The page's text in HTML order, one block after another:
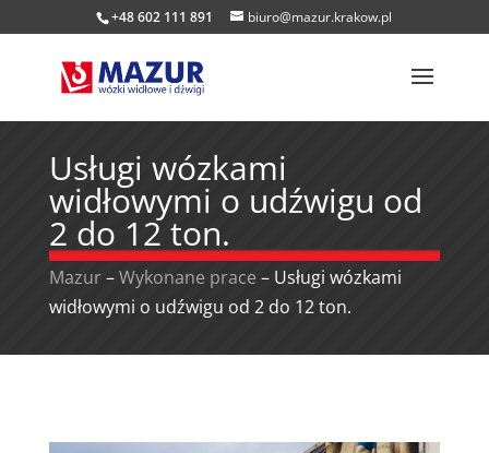
+48 602 111 891 biuro@mazur.krakow.pl
Usługi wózkami
widłowymi o udźwigu od
2 do 12 ton.
Mazur–Wykonane prace – Usługi wózkami
widłowymi o udźwigu od 2 do 12 ton.